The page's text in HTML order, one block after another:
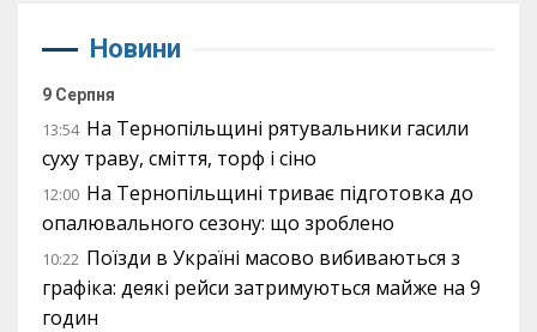
Новини
9 Серпня
13:54 На Тернопільщині рятувальники гасили
суху траву, сміття, торф і сіно
12:00 На Тернопільщині триває підготовка до
опалювального сезону: що зроблено
10:22 Поїзди в Україні масово вибиваються з
графіка: деякі рейси затримуються майже на 9
годин